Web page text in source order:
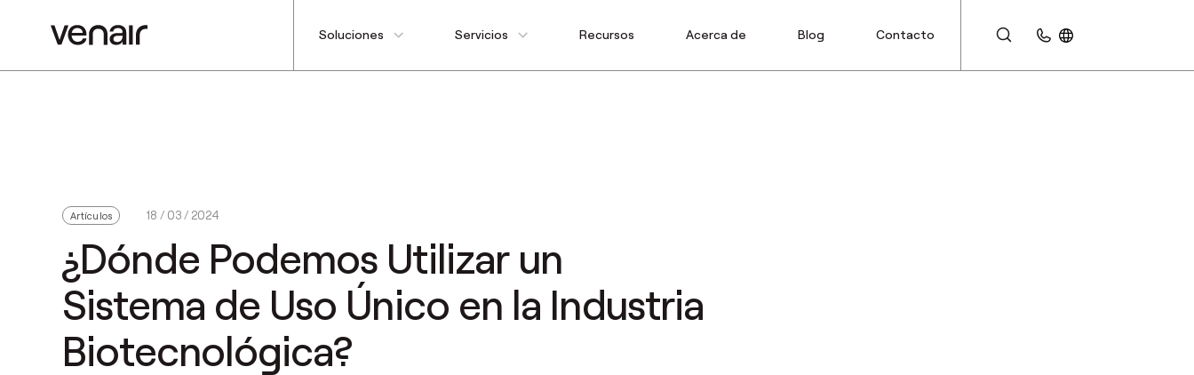
Soluciones Servicios Recursos Acerca de Blog Contacto
Artículos 18 / 03 / 2024
¿Dónde Podemos Utilizar un
Sistema de Uso Único en la Industria
Biotecnológica?